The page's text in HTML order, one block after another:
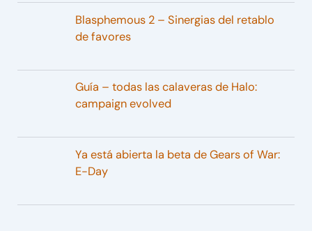
Blasphemous 2 – Sinergias del retablo
de favores
Guía – todas las calaveras de Halo:
campaign evolved
Ya está abierta la beta de Gears of War:
E-Day